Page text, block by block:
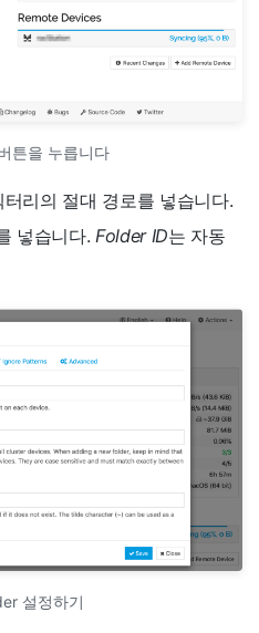
튼을 누릅니다
리의 절대 경로를 넣습니다.
넣습니다. Folder ID는 자동
설정하기